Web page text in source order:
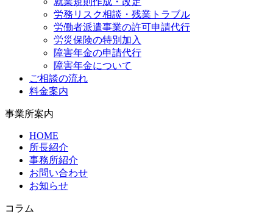
労務リスク相談・残業トラブル
労働者派遣事業の許可申請代行
労災保険の特別加入
障害年金の申請代行
障害年金について
ご相談の流れ
料金案内
事業所案内
HOME
所長紹介
事務所紹介
お問い合わせ
お知らせ
コラム